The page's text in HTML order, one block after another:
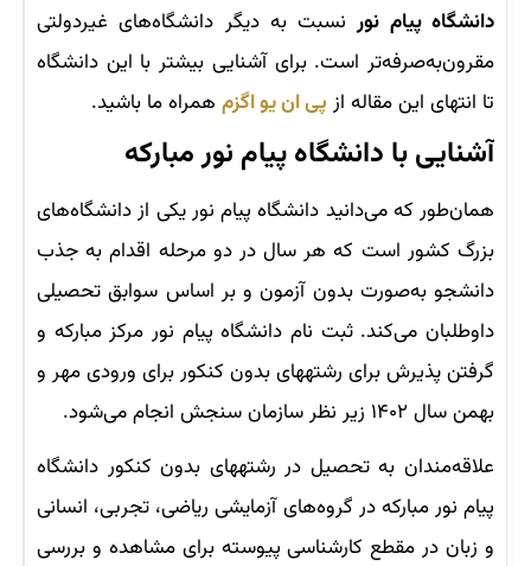
دانشگاه پیام نورنسبت به دیگر دانشگاه‌های غیردولتی
مقرون‌به‌صرفه‌تر است. برای آشنایی بیشتر با این دانشگاه
تا انتهای این مقاله از پی ان یو اگزم همراه ما باشید.
آشنایی با دانشگاه پیام نور مبارکه
همان‌طور که می‌دانید دانشگاه پیام نور یکی از دانشگاه‌های
بزرگ کشور است که هر سال در دو مرحله اقدام به جذب
دانشجو به‌صورت بدون آزمون و بر اساس سوابق تحصیلی
داوطلبان می‌کند. ثبت نام دانشگاه پیام نور مرکز مبارکه و
گرفتن پذیرش برای رشته‎های بدون کنکور برای ورودی مهر و
بهمن سال ۱۴۰۲ زیر نظر سازمان سنجش انجام می‌شود.
علاقه‌مندان به تحصیل در رشته‎های بدون کنکور دانشگاه
پیام نور مبارکه در گروه‌های آزمایشی ریاضی، تجربی، انسانی
و زبان در مقطع کارشناسی پیوسته برای مشاهده و بررسی